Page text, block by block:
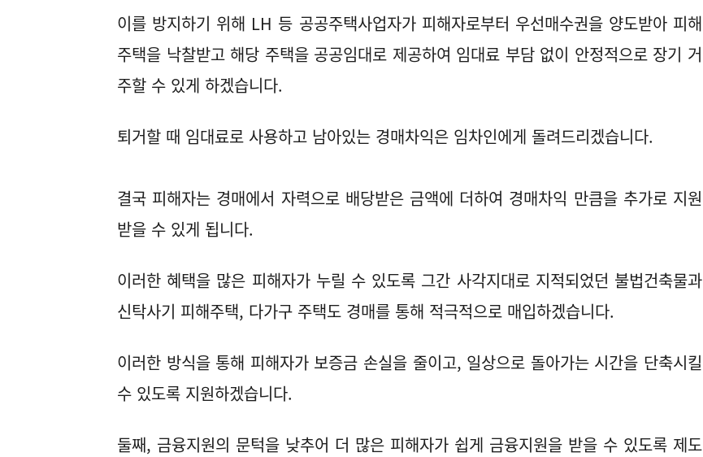
이를 방지하기 위해 LH 등 공공주택사업자가 피해자로부터 우선매수권을 양도받아 피해
주택을 낙찰받고 해당 주택을 공공임대로 제공하여 임대료 부담 없이 안정적으로 장기 거
주할 수 있게 하겠습니다.
퇴거할 때 임대료로 사용하고 남아있는 경매차익은 임차인에게 돌려드리겠습니다.
결국 피해자는 경매에서 자력으로 배당받은 금액에 더하여 경매차익 만큼을 추가로 지원
받을 수 있게 됩니다.
이러한 혜택을 많은 피해자가 누릴 수 있도록 그간 사각지대로 지적되었던 불법건축물과
신탁사기 피해주택, 다가구 주택도 경매를 통해 적극적으로 매입하겠습니다.
이러한 방식을 통해 피해자가 보증금 손실을 줄이고, 일상으로 돌아가는 시간을 단축시킬
수 있도록 지원하겠습니다.
둘째, 금융지원의 문턱을 낮추어 더 많은 피해자가 쉽게 금융지원을 받을 수 있도록 제도